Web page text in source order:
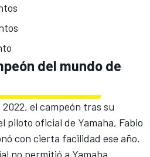
del mundo de
el campeón tras su
piloto oficial de Yamaha, Fabio
con cierta facilidad ese año.
no permitió a Yamaha